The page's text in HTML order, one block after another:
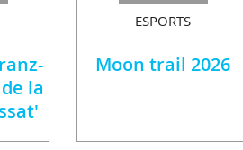
la
ESPORTS
Moon trail 2026